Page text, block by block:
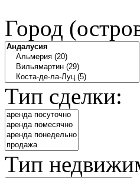
Город
Тип сделки:
Тип